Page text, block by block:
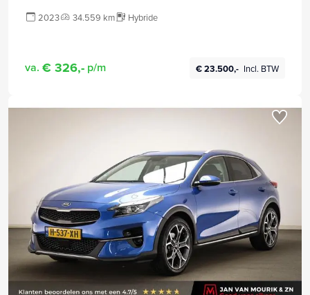
2023 34.559 km Hybride
va. € 326,- p/m € 23.500,- Incl. BTW